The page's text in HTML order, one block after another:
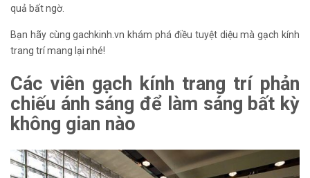
quả bất ngờ.
Bạn hãy cùng gachkinh.vn khám phá điều tuyệt diệu mà gạch kính
trang trí mang lại nhé!
Các viên gạch kính trang trí phản
chiếu ánh sáng để làm sáng bất kỳ
không gian nào